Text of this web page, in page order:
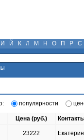
И Й К Л М Н О П Р С
популярности
Цена (руб.)
23222